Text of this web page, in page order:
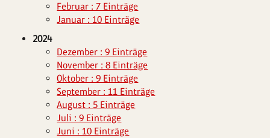
Februar : 7 Einträge
Januar : 10 Einträge
2024
Dezember : 9 Einträge
November : 8 Einträge
Oktober : 9 Einträge
September : 11 Einträge
August : 5 Einträge
Juli : 9 Einträge
Juni : 10 Einträge